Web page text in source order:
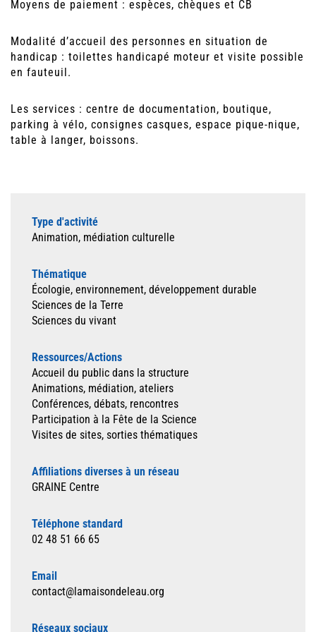
Moyens de paiement : espèces, chèques et CB
Modalité d’accueil des personnes en situation de
handicap : toilettes handicapé moteur et visite possible
en fauteuil.
Les services : centre de documentation, boutique,
parking à vélo, consignes casques, espace pique-nique,
table à langer, boissons.
Type d'activité
Animation, médiation culturelle
Thématique
Écologie, environnement, développement durable
Sciences de la Terre
Sciences du vivant
Ressources/Actions
Accueil du public dans la structure
Animations, médiation, ateliers
Conférences, débats, rencontres
Participation à la Fête de la Science
Visites de sites, sorties thématiques
Affiliations diverses à un réseau
GRAINE Centre
Téléphone standard
02 48 51 66 65
Email
contact@lamaisondeleau.org
Réseaux sociaux